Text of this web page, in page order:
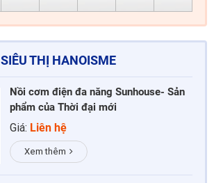
SIÊU THỊ HANOISME
Nồi cơm điện đa năng Sunhouse- Sản
phẩm của Thời đại mới
Giá: Liên hệ
Xem thêm